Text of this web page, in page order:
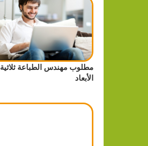
مطلوب مهندس الطباعة ثلاثية
الأبعاد